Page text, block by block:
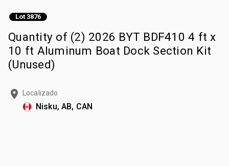
Lot 3876
Quantity of (2) 2026 BYT BDF410 4 ft x
10 ft Aluminum Boat Dock Section Kit
(Unused)
Localizado
Nisku, AB, CAN